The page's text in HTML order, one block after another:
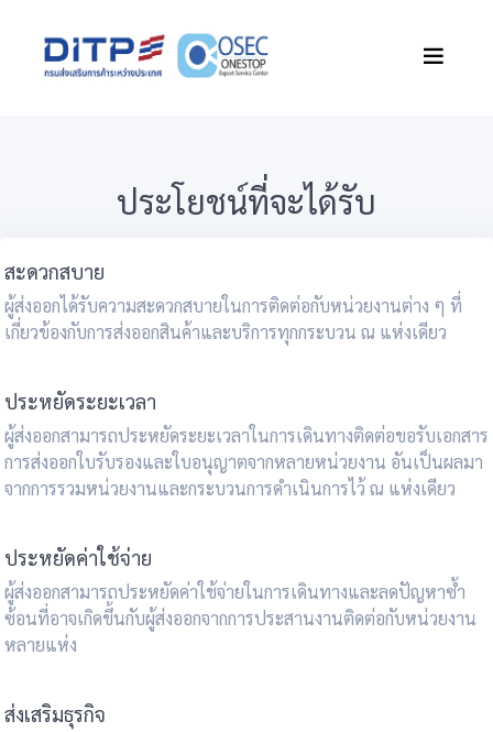
ประโยชน์ที่จะได้รับ
สะดวกสบาย
ผู้ส่งออกได้รับความสะดวกสบายในการติดต่อกับหน่วยงานต่าง ๆ ที่
เกี่ยวข้องกับการส่งออกสินค้าและบริการทุกกระบวน ณ แห่งเดียว
ประหยัดระยะเวลา
ผู้ส่งออกสามารถประหยัดระยะเวลาในการเดินทางติดต่อขอรับเอกสาร
การส่งออกใบรับรองและใบอนุญาตจากหลายหน่วยงาน อันเป็นผลมา
จากการรวมหน่วยงานและกระบวนการดำเนินการไว้ ณ แห่งเดียว
ประหยัดค่าใช้จ่าย
ผู้ส่งออกสามารถประหยัดค่าใช้จ่ายในการเดินทางและลดปัญหาซ้ำ
ซ้อนที่อาจเกิดขึ้นกับผู้ส่งออกจากการประสานงานติดต่อกับหน่วยงาน
หลายแห่ง
ส่งเสริมธุรกิจ